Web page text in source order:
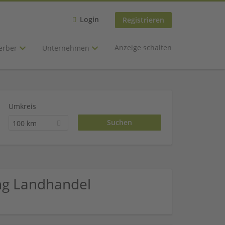
Login Registrieren
Unternehmen Anzeige schalten
Umkreis
100 km
Landhandel